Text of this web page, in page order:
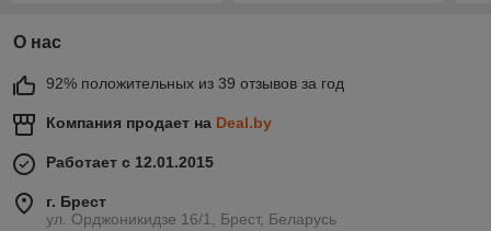
О нас
92% положительных из 39 отзывов за год
Компания продает на Deal.by
Работает с 12.01.2015
г. Брест
ул. Орджоникидзе 16/1, Брест, Беларусь